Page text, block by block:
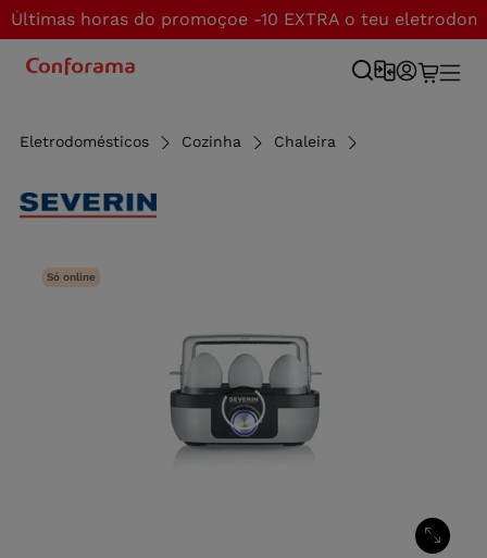
Últimas horas do promoçoe -10 EXTRA o teu
Eletrodomésticos Cozinha Chaleira
Só online